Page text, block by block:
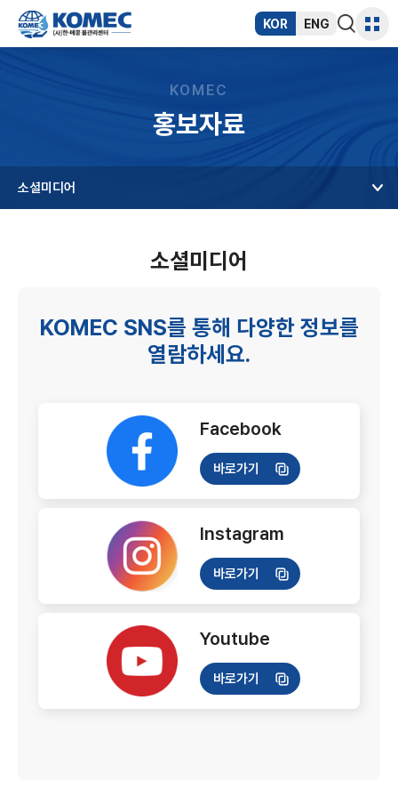
반복영역
건너뛰기
KOR ENG
통합검색
열기
사이트
맵
KOMEC
홍보자료
소셜미디어
소셜미디어
KOMEC SNS를 통해 다양한 정보를
열람하세요.
Facebook
바로가기
Instagram
바로가기
Youtube
바로가기